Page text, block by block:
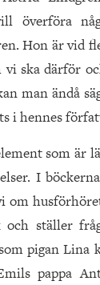
överföra
Hon är vid
ska därför
man ändå
i hennes
som är
I
om
och ställer
pigan Lina
pappa